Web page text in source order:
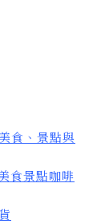
食、景點與
食景點咖啡